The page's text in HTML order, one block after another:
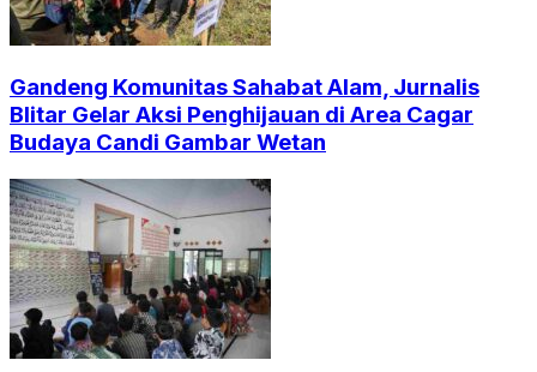
Gandeng Komunitas Sahabat Alam, Jurnalis
Blitar Gelar Aksi Penghijauan di Area Cagar
Budaya Candi Gambar Wetan